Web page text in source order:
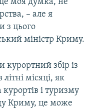
– але я
з цього
міністр Криму.
збір із
місяці, як
курортів і туризму
Криму, це може